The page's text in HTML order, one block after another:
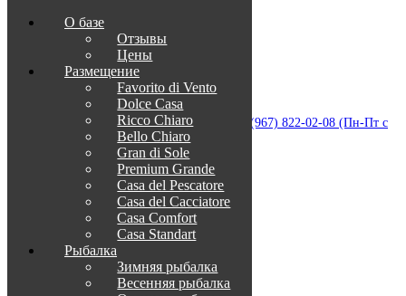
Приветствуем в Венеции на Каспии!
info@otdih-v-astrakhani.ru Как нас найти
+7 (967) 822-02-08 (Пн-Пт с
09:00 до 18:00)
Забронировать
О базе
Отзывы
Цены
Размещение
Favorito di Vento
Dolce Casa
Ricco Chiaro
Bello Chiaro
Gran di Sole
Premium Grande
Casa del Pescatore
Casa del Cacсiatore
Casa Comfort
Casa Standart
Рыбалка
Зимняя рыбалка
Весенняя рыбалка